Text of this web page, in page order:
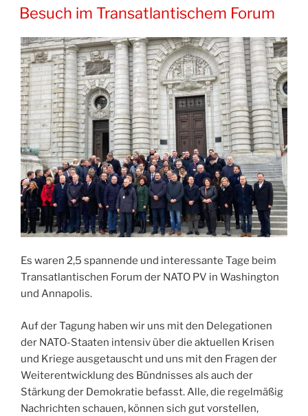
AM
Besuch im Transatlantischem Forum
Es waren 2,5 spannende und interessante Tage beim
Transatlantischen Forum der NATO PV in Washington
und Annapolis.
Auf der Tagung haben wir uns mit den Delegationen
der NATO-Staaten intensiv über die aktuellen Krisen
und Kriege ausgetauscht und uns mit den Fragen der
Weiterentwicklung des Bündnisses als auch der
Stärkung der Demokratie befasst. Alle, die regelmäßig
Nachrichten schauen, können sich gut vorstellen,